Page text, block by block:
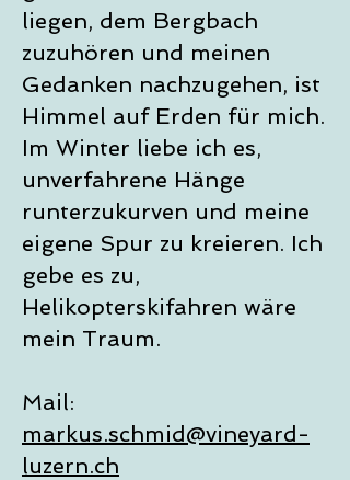
liegen, dem Bergbach
zuzuhören und meinen
Gedanken nachzugehen, ist
Himmel auf Erden für mich.
Im Winter liebe ich es,
unverfahrene Hänge
runterzukurven und meine
eigene Spur zu kreieren. Ich
gebe es zu,
Helikopterskifahren wäre
mein Traum.
Mail:
markus.schmid@vineyard-
luzern.ch